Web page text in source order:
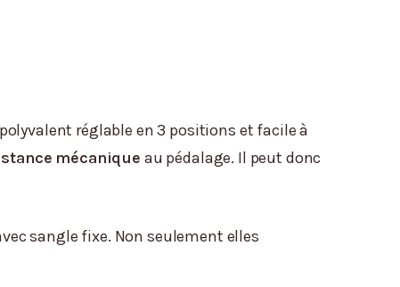
réglable en 3 positions et facile à
mécanique au pédalage. Il peut donc
sangle fixe. Non seulement elles